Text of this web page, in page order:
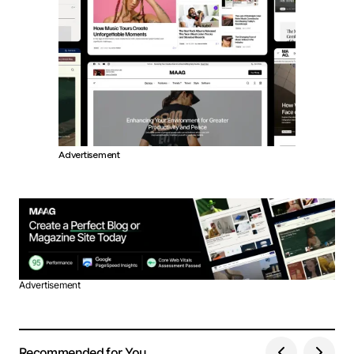
Advertisement
Advertisement